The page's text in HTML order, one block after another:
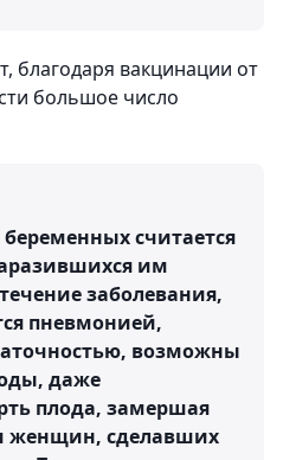
благодаря вакцинации от
большое число
считается
им
заболевания,
пневмонией,
возможны
даже
плода, замершая
женщин, сделавших